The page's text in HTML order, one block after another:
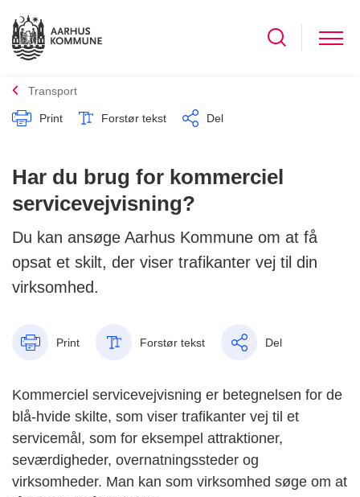
Transport
Print Forstør tekst Del
Har du brug for kommerciel
servicevejvisning?
Du kan ansøge Aarhus Kommune om at få
opsat et skilt, der viser trafikanter vej til din
virksomhed.
Print Forstør tekst Del
Kommerciel servicevejvisning er betegnelsen for de
blå-hvide skilte, som viser trafikanter vej til et
servicemål, som for eksempel attraktioner,
seværdigheder, overnatningssteder og
virksomheder. Man kan som virksomhed søge om at